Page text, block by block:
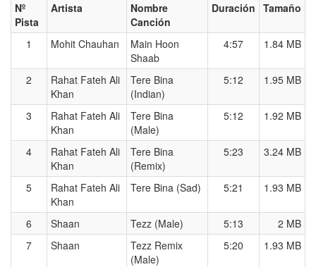
Nº
Pista
Artista
Nombre
Canción
Duración Tamaño
1 Mohit Chauhan
Main Hoon
Shaab
4:57 1.84 MB
2
Rahat Fateh Ali
Khan
Tere Bina
(Indian)
5:12 1.95 MB
3
Rahat Fateh Ali
Khan
Tere Bina
(Male)
5:12 1.92 MB
4
Rahat Fateh Ali
Khan
Tere Bina
(Remix)
5:23 3.24 MB
5
Rahat Fateh Ali
Khan
Tere Bina (Sad) 5:21 1.93 MB
6 Shaan Tezz (Male) 5:13
2 MB
7
Shaan
Tezz Remix
(Male)
5:20 1.93 MB